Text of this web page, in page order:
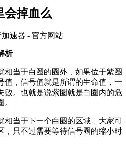
会掉血么
析
相当于白圈的圈外，如果位于紫圈
值，信号值就是所谓的生命值，一
败。也就是说紫圈就是白圈内的危
相当于下一个白圈的区域，大家可
，只不过需要等待信号圈的缩小时